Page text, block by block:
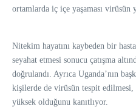
ortamlarda iç içe yaşaması virüsün
Nitekim hayatını kaybeden bir
seyahat etmesi sonucu çatışma
doğrulandı. Ayrıca Uganda’nın
kişilerde de virüsün tespit
yüksek olduğunu kanıtlıyor.